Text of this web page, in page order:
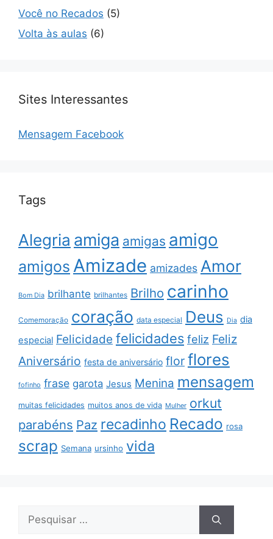
Você no Recados (5)
Volta às aulas (6)
Sites Interessantes
Mensagem Facebook
Tags
Alegria amiga amigas amigo
amigos Amizade amizades Amor
Bom Dia brilhante brilhantes Brilho carinho
Comemoração coração data especial Deus Dia dia
especial Felicidade felicidades feliz Feliz
Aniversário festa de aniversário flor flores
fofinho frase garota Jesus Menina mensagem
muitas felicidades muitos anos de vida Mulher orkut
parabéns Paz recadinho Recado rosa
scrap Semana ursinho vida
Pesquisar